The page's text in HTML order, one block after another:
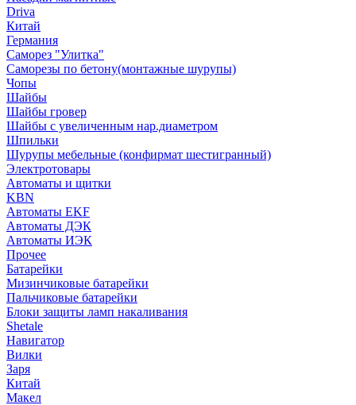
Driva
Китай
Германия
Саморез "Улитка"
Саморезы по бетону(монтажные шурупы)
Чопы
Шайбы
Шайбы гровер
Шайбы с увеличенным нар.диаметром
Шпильки
Шурупы мебельные (конфирмат шестигранный)
Электротовары
Автоматы и щитки
KBN
Автоматы EKF
Автоматы ДЭК
Автоматы ИЭК
Прочее
Батарейки
Мизинчиковые батарейки
Пальчиковые батарейки
Блоки защиты ламп накаливания
Shetale
Навигатор
Вилки
Заря
Китай
Макел